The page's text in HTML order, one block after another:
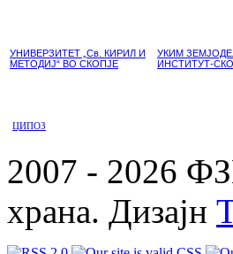
УНИВЕРЗИТЕТ „Св. КИРИЛ И
МЕТОДИЈ“ ВО СКОПЈЕ
УКИМ
ИНСТИТУТ-
ЦИПОЗ
2007 - 2026
храна. Дизајн